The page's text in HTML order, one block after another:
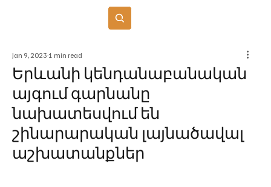
Երևանի կենդանաբանական
այգում գարնանը
նախատեսվում են
շինարարական լայնածավալ
աշխատանքներ
Jan 9, 2023 1 min read